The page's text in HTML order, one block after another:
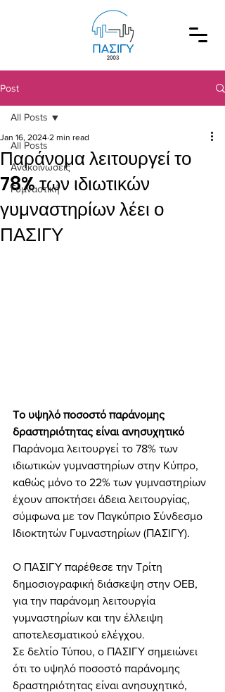
Post
All Posts
Ανακοινώσεις
Γυμναστική
All Posts
Παράνομα λειτουργεί το
78% των ιδιωτικών
γυμναστηρίων λέει ο
ΠΑΣΙΓΥ
Jan 16, 2024 2 min read
Tο υψηλό ποσοστό παράνομης
δραστηριότητας είναι ανησυχητικό
Παράνομα λειτουργεί το 78% των
ιδιωτικών γυμναστηρίων στην Κύπρο,
καθώς μόνο το 22% των γυμναστηρίων
έχουν αποκτήσει άδεια λειτουργίας,
σύμφωνα με τον Παγκύπριο Σύνδεσμο
Ιδιοκτητών Γυμναστηρίων (ΠΑΣΙΓΥ).
Ο ΠΑΣΙΓΥ παρέθεσε την Τρίτη
δημοσιογραφική διάσκεψη στην ΟΕΒ,
για την παράνομη λειτουργία
γυμναστηρίων και την έλλειψη
αποτελεσματικού ελέγχου.
Σε δελτίο Τύπου, ο ΠΑΣΙΓΥ σημειώνει
ότι το υψηλό ποσοστό παράνομης
δραστηριότητας είναι ανησυχητικό,